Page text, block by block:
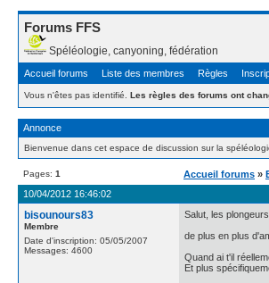
Forums FFS
Spéléologie, canyoning, fédération
Accueil forums Liste des membres Règles
Vous n'êtes pas identifié. Les règles des forums ont
Annonce
Bienvenue dans cet espace de discussion sur la
Pages: 1 Accueil forums »
10/04/2012 16:46:02
bisounours83
Membre
Date d'inscription: 05/05/2007
Messages: 4600
Salut, les plongeurs
de plus en plus
Quand ai t'il
Et plus